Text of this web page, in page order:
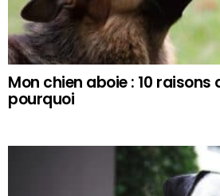
Mon chien aboie : 10 raisons
pourquoi